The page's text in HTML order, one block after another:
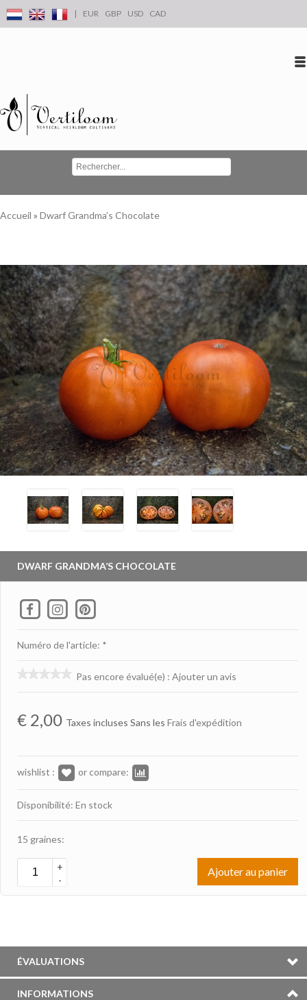
| EUR GBP USD CAD
Accueil » Dwarf Grandma’s Chocolate
DWARF GRANDMA’S CHOCOLATE
Numéro de l'article: *
Pas encore évalué(e) : Ajouter un avis
€ 2,00 Taxes incluses Sans les Frais d'expédition
wishlist : or compare:
Disponibilité: En stock
15 graines:
+
-
Ajouter au panier
ÉVALUATIONS
INFORMATIONS